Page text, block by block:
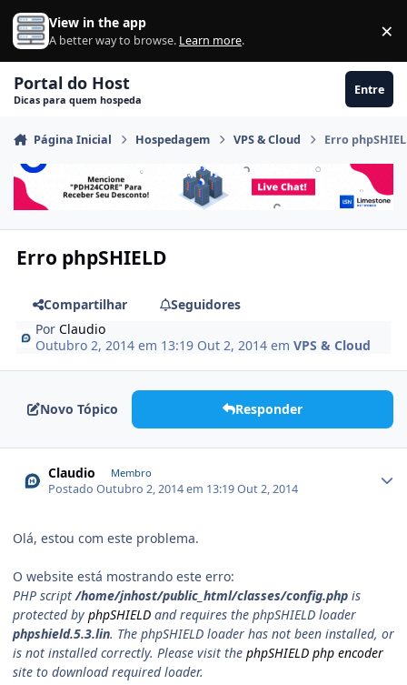
Ir para conteúdo
View in the app
A better way to browse. Learn more. ×
Portal do Host
Dicas para quem hospeda
Entre
Página Inicial Hospedagem VPS & Cloud Erro
Erro phpSHIELD
Compartilhar
Seguidores
PorClaudio
Outubro 2, 2014 em 13:19 Out 2, 2014 emVPS & Cloud
Novo Tópico Responder
Claudio Membro
PostadoOutubro 2, 2014 em 13:19Out 2, 2014
Olá, estou com este problema.
O website está mostrando este erro:
PHP script/home/jnhost/public_html/classes/config.php is
protected by phpSHIELD and requires the phpSHIELD loader
phpshield.5.3.lin. The phpSHIELD loader has not been installed, or
is not installed correctly. Please visit the phpSHIELD php encoder
site to download required loader.